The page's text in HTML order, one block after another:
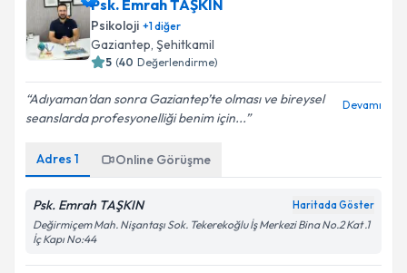
Psk. Emrah TAŞKIN
Psikoloji +1diğer
Gaziantep, Şehitkamil
5 (40 Değerlendirme)
Adıyaman’dan sonra Gaziantep’te olması ve bireysel
seanslarda profesyonelliği benim için...
Devamı
Adres 1 Online Görüşme
Psk. Emrah TAŞKIN Haritada Göster
Değirmiçem Mah. Nişantaşı Sok. Tekerekoğlu İş Merkezi Bina No.2 Kat .1
İç Kapı No:44